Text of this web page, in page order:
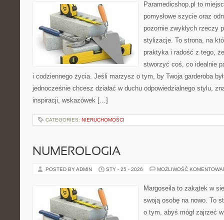
Paramedicshop.pl to
pomysłowe szycie oraz
pozornie zwykłych rzeczy
stylizacje. To strona, na
praktyka i radość z tego,
stworzyć coś, co idealnie
i codziennego życia. Jeśli marzysz o tym, by Twoja garderoba
jednocześnie chcesz działać w duchu odpowiedzialnego stylu,
inspiracji, wskazówek […]
CATEGORIES: NIERUCHOMOŚCI
NUMEROLOGIA
POSTED BY ADMIN STY - 25 - 2026 MOŻLIWOŚĆ
Margoseila to zakątek w
swoją osobę na nowo. To
o tym, abyś mógł zajrzeć